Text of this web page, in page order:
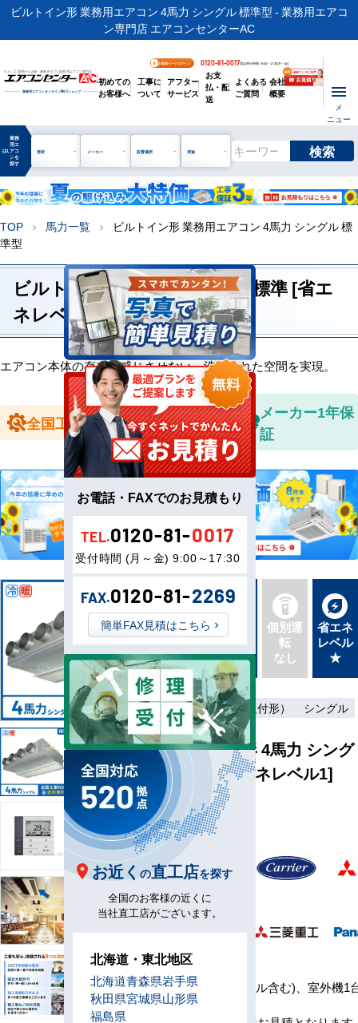
ビルトイン形 業務用エアコン 4馬力 シングル 標準型 - 業務用エアコ
ン専門店 エアコンセンターAC
ビル・工場用から店舗・事務所まで | 業務用エアコン専門店
業務用エアコンオンラインNo.1ショップ
お客様ページログイン 0120-81-0017電話受付時間 / 9:00～17:30(月～金)
初めての
お客様へ
工事に
ついて
アフター
サービス
お支
払・配
送
よくある
ご質問
会社
概要
メ
ニュー
manage_search
業務
用エ
アコ
ンを
探す
形状 メーカー 設置場所 用途 検索
TOP chevron_right 馬力一覧 chevron_right
ビルトイン形 業務用エアコン 4馬力 シングル 標
準型
ビルトイン形 4馬力 シングル 標準 [省エ
ネレベル1]
エアコン本体の存在を感じさせない、洗練された空間を実現。
全国工事対応
全国送料無
料
メーカー1年保
証
新品直
送
最新機
種
同機種
タイプ
別あり
個別運
転
なし
省エネ
レベル
★
三相200V
ワイヤード（壁取付形）
シングル
ビルトイン形 4馬力 シング
ル 標準 [省エネレベル1]
型
番
B112-H1
メ
カ
ー
セ
ッ
ト
室内機1台(パネル含む)、室外機1
コン1台
お電話・FAXでのお見積もり
TEL.0120-81-0017
受付時間 (月～金) 9:00～17:30
FAX.0120-81-2269
簡単FAX見積はこちら
お近く の直工店を探す
全国のお客様の近くに
当社直工店がございます。
北海道・東北地区
北海道青森県岩手県
秋田県宮城県山形県
福島県